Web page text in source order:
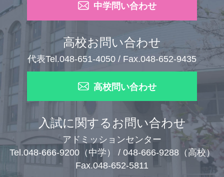
中学問い合わせ
高校お問い合わせ
代表Tel.048-651-4050 / Fax.048-652-9435
高校問い合わせ
入試に関するお問い合わせ
アドミッションセンター
Tel.048-666-9200（中学） / 048-666-9288（高校）
Fax.048-652-5811